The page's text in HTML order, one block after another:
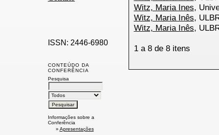
ISSN: 2446-6980
CONTEÚDO DA
CONFERÊNCIA
Pesquisa
Informações sobre a
Conferência
» Apresentações
Witz, Maria Ines,
Witz, Maria Inês,
Witz, Maria Inês,
1 a 8 de 8 itens